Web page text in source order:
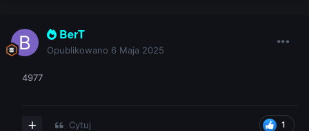
BerT
Opublikowano 6 Maja 2025
4977
1
Cytuj